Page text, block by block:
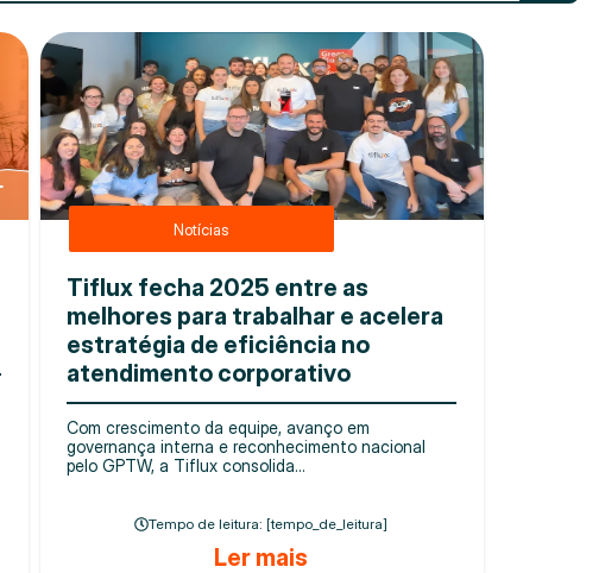
Notícias
Tiflux fecha 2025 entre as
melhores para trabalhar e acelera
estratégia de eficiência no
atendimento corporativo
Com crescimento da equipe, avanço em
governança interna e reconhecimento nacional
pelo GPTW, a Tiflux consolida...
Tempo de leitura: [tempo_de_leitura]
Ler mais